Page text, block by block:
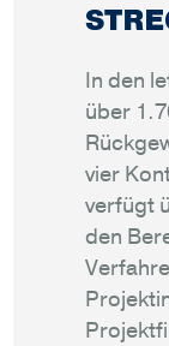
In den
über
vier
verfügt
den